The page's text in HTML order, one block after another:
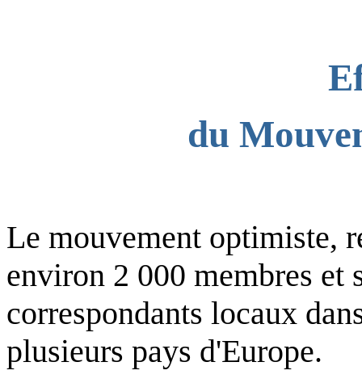
du
Le mouvement optimiste,
environ 2 000 membres et
correspondants locaux
plusieurs pays d'Europe.